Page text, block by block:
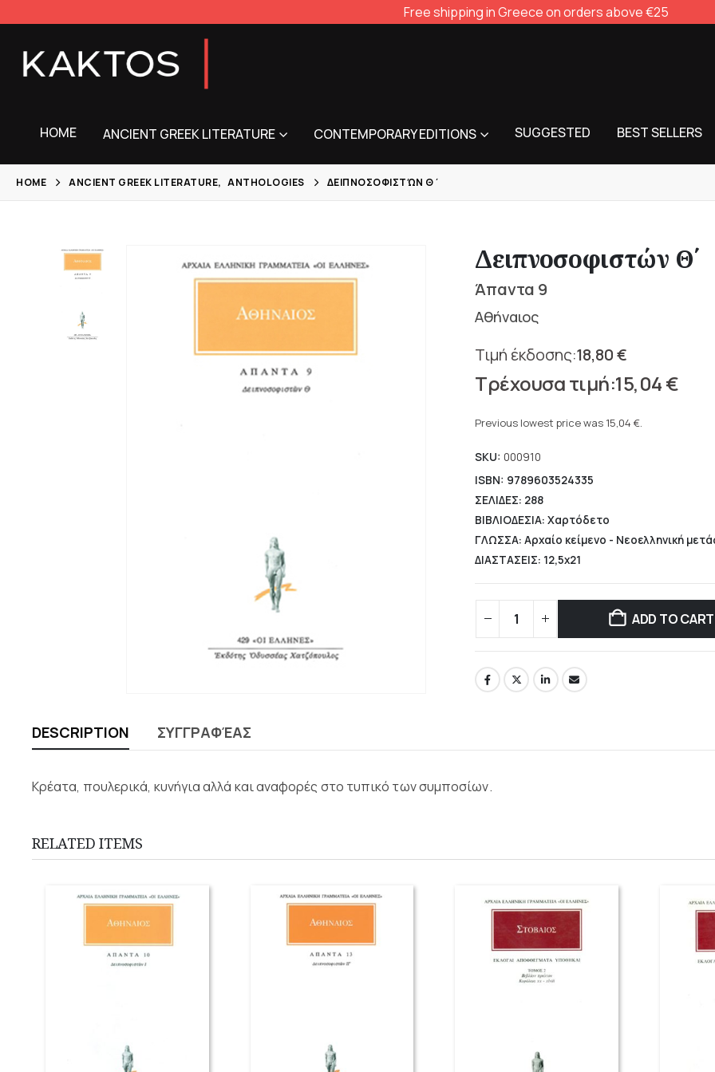
Free shipping in Greece on orders above €25
HOME ANCIENT GREEK LITERATURE CONTEMPORARY EDITIONS SUGGESTED BEST SELLERS
HOME ANCIENT GREEK LITERATURE, ANTHOLOGIES ΔΕΙΠΝΟΣΟΦΙΣΤΏΝ Θ΄
Δειπνοσοφιστών Θ΄
Άπαντα 9
Αθήναιος
18,80€
Original
price
was:
18,80 €.
15,04€
price
15,04 €.
Previous lowest price was 15,04 €.
SKU: 000910
ISBN: 9789603524335
ΣΕΛΙΔΕΣ: 288
ΒΙΒΛΙΟΔΕΣΙΑ: Χαρτόδετο
ΓΛΩΣΣΑ: Αρχαίο κείμενο - Νεοελληνική
ΔΙΑΣΤΑΣΕΙΣ: 12,5x21
ADD TO CART
DESCRIPTION ΣΥΓΓΡΑΦΈΑΣ
Κρέατα, πουλερικά, κυνήγια αλλά και αναφορές στο τυπικό των συμποσίων.
RELATED ITEMS